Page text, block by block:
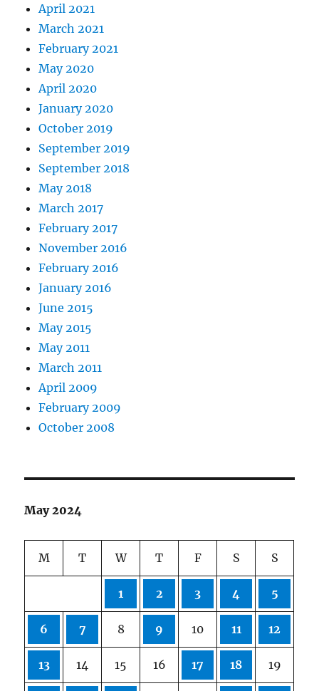
April 2021
March 2021
February 2021
May 2020
April 2020
January 2020
October 2019
September 2019
September 2018
May 2018
March 2017
February 2017
November 2016
February 2016
January 2016
June 2015
May 2015
May 2011
March 2011
April 2009
February 2009
October 2008
May 2024
M T W T F S S
1 2 3 4 5
6 7 8 9 10 11 12
13 14 15 16 17 18 19